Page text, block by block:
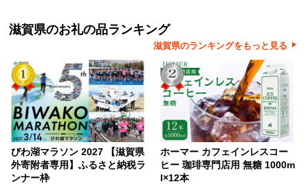
滋賀県のお礼の品ランキング
滋賀県のランキングをもっと見る
びわ湖マラソン 2027 【滋賀県
外寄附者専用】ふるさと納税ラ
ンナー枠
ホーマー カフェインレスコー
ヒー 珈琲専門店用 無糖 1000m
l×12本